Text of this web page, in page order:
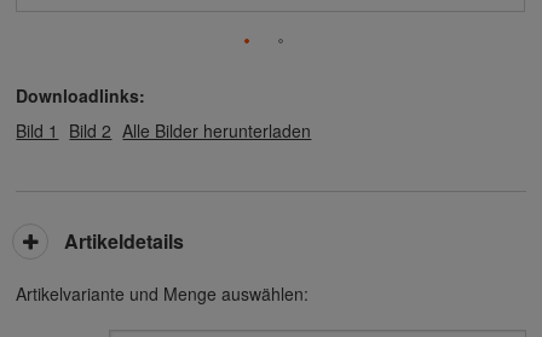
Downloadlinks:
Bild 1
Bild 2 Alle Bilder herunterladen
Artikelvariante und Menge auswählen:
Artikeldetails